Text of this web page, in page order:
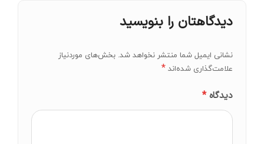
دیدگاهتان را بنویسید
نشانی ایمیل شما منتشر نخواهد شد. بخش‌های موردنیاز
علامت‌گذاری شده‌اند *
دیدگاه*